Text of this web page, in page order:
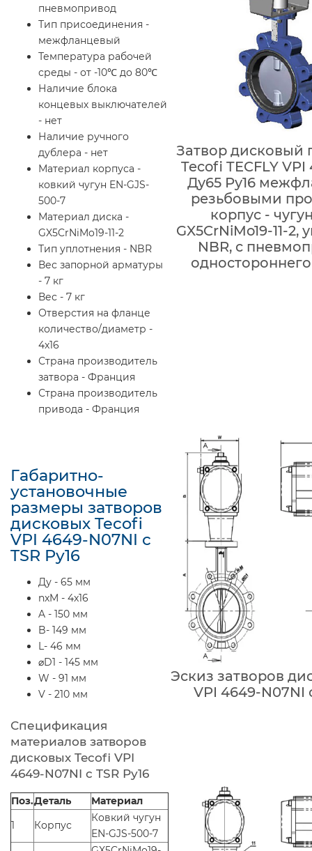
пневмопривод
Тип присоединения -
межфланцевый
Температура рабочей
среды - от -10℃ до 80℃
Наличие блока
концевых выключателей
- нет
Наличие ручного
дублера - нет
Материал корпуса -
ковкий чугун EN-GJS-
500-7
Материал диска -
GX5CrNiMo19-11-2
Тип уплотнения - NBR
Вес запорной арматуры
- 7 кг
Вес - 7 кг
Отверстия на фланце
количество/диаметр -
4x16
Страна производитель
затвора - Франция
Страна производитель
привода - Франция
Затвор дисковый
Tecofi TECFLY
Ду65 Ру16
резьбовыми
корпус -
GX5CrNiMo19-11-2,
NBR, с
Габаритно-
установочные
размеры затворов
дисковых Tecofi
VPI 4649-N07NI с
TSR Ру16
Ду - 65 мм
nxM - 4x16
A - 150 мм
B- 149 мм
L- 46 мм
⌀D1 - 145 мм
W - 91 мм
V - 210 мм
Эскиз затворов
VPI 4649-N07NI
Спецификация
материалов затворов
дисковых Tecofi VPI
4649-N07NI с TSR Ру16
Поз.Деталь
Материал
1
Корпус
Ковкий чугун
EN-GJS-500-7